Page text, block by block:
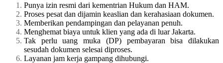
Punya izin resmi dari kementrian Hukum dan HAM.
Proses pesat dan dijamin keaslian dan kerahasiaan dokumen.
Memberikan pendampingan dan pelayanan penuh.
Menghemat biaya untuk klien yang ada di luar Jakarta.
Tak perlu uang muka (DP) pembayaran bisa dilakukan
sesudah dokumen selesai diproses.
Layanan jam kerja gampang dihubungi.